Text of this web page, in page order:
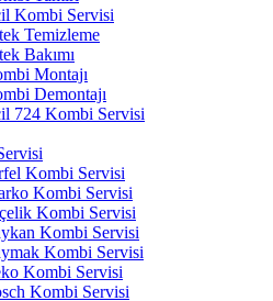
Kombi Servisi
Temizleme
Bakımı
Montajı
Demontajı
724 Kombi Servisi
Kombi Servisi
Kombi Servisi
Kombi Servisi
Kombi Servisi
Kombi Servisi
Kombi Servisi
Kombi Servisi